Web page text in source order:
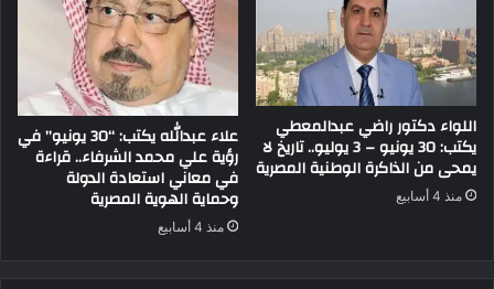
اللواء دكتور راضي عبدالمعطي
يكتب: 30 يونيو – 3 يوليو.. تاريخ لا
يمحى من الذاكرة الوطنية المصرية
منذ 4 أسابيع
علاء عبدالله يكتب: “30 يونيو” في
رؤية علي محمد الشرفاء.. قراءة
في معاني استعادة الدولة
وحماية الهوية المصرية
منذ 4 أسابيع